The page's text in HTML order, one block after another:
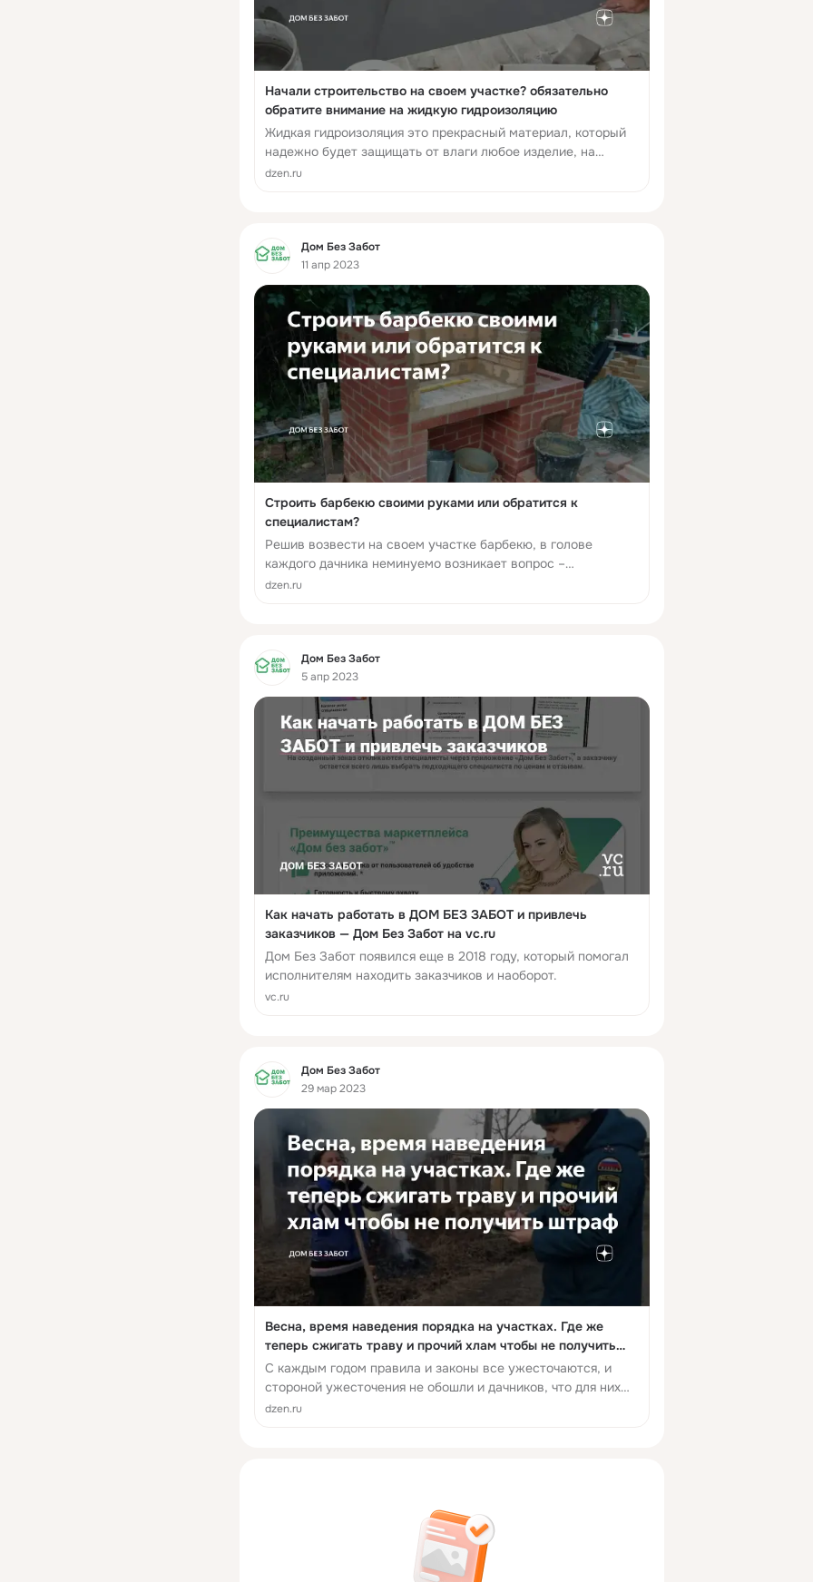
Начали строительство на своем участке? обязательно
обратите внимание на жидкую гидроизоляцию
Жидкая гидроизоляция это прекрасный материал, который
надежно будет защищать от влаги любое изделие, на
которое наносят этот уникальный состав. Её активно
dzen.ru
Фид
Дом Без Забот
11 апр 2023
Строить барбекю своими руками или обратится к
специалистам?
Решив возвести на своем участке барбекю, в голове
каждого дачника неминуемо возникает вопрос –
попробовать ли построить самому или все же обратиться
dzen.ru
Фид
Дом Без Забот
5 апр 2023
Как начать работать в ДОМ БЕЗ ЗАБОТ и привлечь
заказчиков — Дом Без Забот на vc.ru
Дом Без Забот появился еще в 2018 году, который помогал
исполнителям находить заказчиков и наоборот.
vc.ru
Фид
Дом Без Забот
29 мар 2023
Весна, время наведения порядка на участках. Где же
теперь сжигать траву и прочий хлам чтобы не получить
штраф
С каждым годом правила и законы все ужесточаются, и
стороной ужесточения не обошли и дачников, что для них
уже даже не неожиданность. Уж очень ...
dzen.ru